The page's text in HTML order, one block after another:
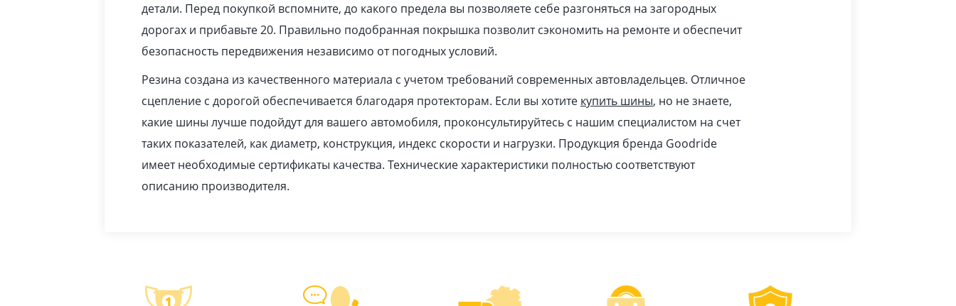
детали. Перед покупкой вспомните, до какого предела вы позволяете себе разгоняться на загородных
дорогах и прибавьте 20. Правильно подобранная покрышка позволит сэкономить на ремонте и обеспечит
безопасность передвижения независимо от погодных условий.
Резина создана из качественного материала с учетом требований современных автовладельцев. Отличное
сцепление с дорогой обеспечивается благодаря протекторам. Если вы хотите купить шины, но не знаете,
какие шины лучше подойдут для вашего автомобиля, проконсультируйтесь с нашим специалистом на счет
таких показателей, как диаметр, конструкция, индекс скорости и нагрузки. Продукция бренда Goodride
имеет необходимые сертификаты качества. Технические характеристики полностью соответствуют
описанию производителя.